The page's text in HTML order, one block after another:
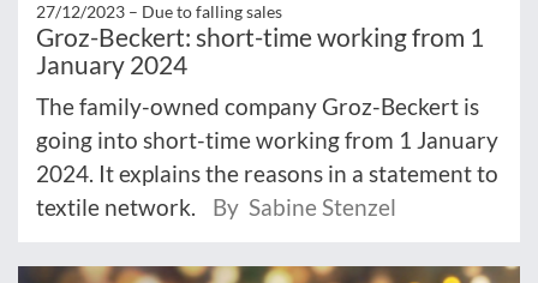
27/12/2023 – Due to falling sales
Groz-Beckert: short-time working from 1
January 2024
The family-owned company Groz-Beckert is
going into short-time working from 1 January
2024. It explains the reasons in a statement to
textile network.
By Sabine Stenzel